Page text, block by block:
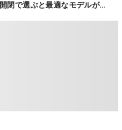
MOI × フェース開閉で選ぶと最適なモデルが見つかる